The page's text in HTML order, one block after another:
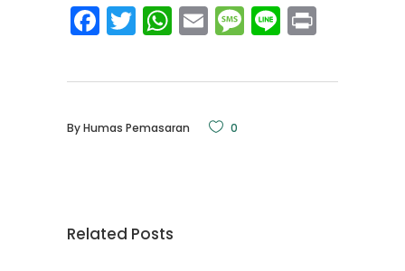
Facebook
Twitter
WhatsApp
EmailMessage
Line
ByHumas Pemasaran 0
Related Posts